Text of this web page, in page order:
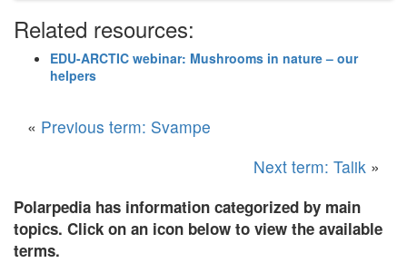
Related resources:
EDU-ARCTIC webinar: Mushrooms in nature – our
helpers
« Previous term: Svampe
Next term: Talik »
Polarpedia has information categorized by main
topics. Click on an icon below to view the available
terms.